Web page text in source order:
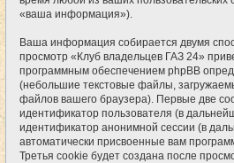
«ваша информация»).
Ваша информация собирается двумя
просмотр «Клуб владельцев ГАЗ 24»
программным обеспечением phpBB
(небольшие текстовые файлы,
файлов вашего браузера). Первые две
идентификатор пользователя (в
идентификатор анонимной сессии (в
автоматически присвоенные вам
Третья cookie будет создана после